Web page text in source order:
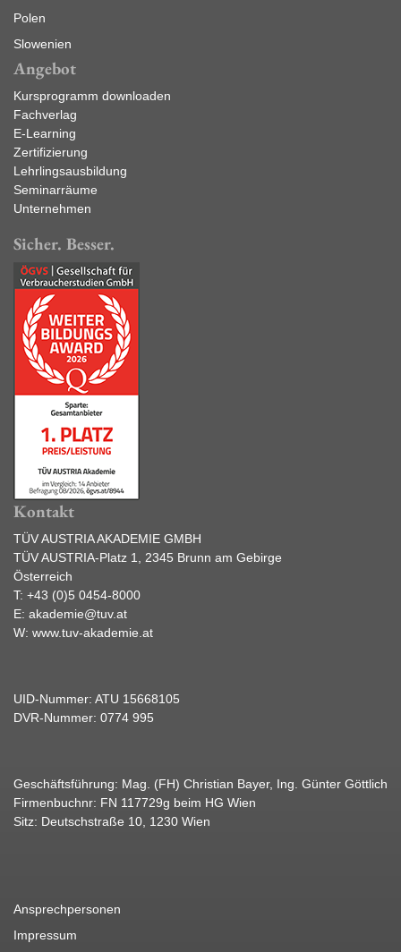
Polen
Slowenien
Angebot
Kursprogramm downloaden
Fachverlag
E-Learning
Zertifizierung
Lehrlingsausbildung
Seminarräume
Unternehmen
Sicher. Besser.
Kontakt
TÜV AUSTRIA AKADEMIE GMBH
TÜV AUSTRIA-Platz 1, 2345 Brunn am Gebirge
Österreich
T: +43 (0)5 0454-8000
E: akademie@tuv.at
W: www.tuv-akademie.at
UID-Nummer: ATU 15668105
DVR-Nummer: 0774 995
Geschäftsführung: Mag. (FH) Christian Bayer, Ing. Günter Göttlich
Firmenbuchnr: FN 117729g beim HG Wien
Sitz: Deutschstraße 10, 1230 Wien
Ansprechpersonen
Impressum